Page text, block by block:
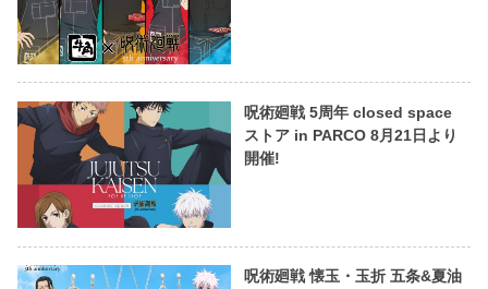
呪術廻戦 5周年 closed space
ストア in PARCO 8月21日より
開催!
呪術廻戦 懐玉・玉折 五条&夏油